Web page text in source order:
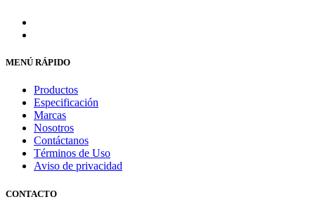
MENÚ RÁPIDO
Productos
Especificación
Marcas
Nosotros
Contáctanos
Términos de Uso
Aviso de privacidad
CONTACTO